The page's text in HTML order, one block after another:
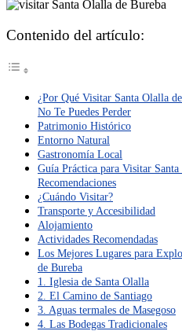
Contenido del artículo:
¿Por Qué Visitar Santa Olalla
No Te Puedes Perder
Patrimonio Histórico
Entorno Natural
Gastronomía Local
Guía Práctica para Visitar
Recomendaciones
¿Cuándo Visitar?
Transporte y Accesibilidad
Alojamiento
Actividades Recomendadas
Los Mejores Lugares para
de Bureba
1. Iglesia de Santa Olalla
2. El Camino de Santiago
3. Aguas termales de Masegoso
4. Las Bodegas Tradicionales